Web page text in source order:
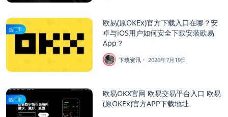
热门币
欧易(原OKEx)官方下载入口在哪？安
卓与iOS用户如何安全下载安装欧易
App？
下载资讯 2026年7月19日
热门币
欧易OKX官网 欧易交易平台入口 欧易
(原OKEx)官方APP下载地址